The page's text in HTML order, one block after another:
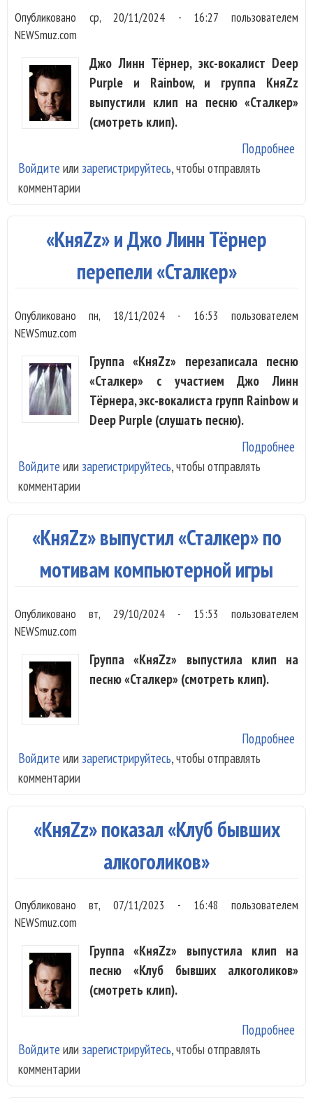
Опубликовано ср, 20/11/2024 - 16:27 пользователем
NEWSmuz.com
Джо Линн Тёрнер, экс-вокалист Deep
Purple и Rainbow, и группа КняZz
выпустили клип на песню «Сталкер»
(смотреть клип).
Подробнее
Войдите или зарегистрируйтесь, чтобы отправлять
комментарии
«КняZz» и Джо Линн Тёрнер
перепели «Сталкер»
Опубликованопн, 18/11/2024 - 16:53 пользователем
NEWSmuz.com
Группа «КняZz» перезаписала песню
«Сталкер» с участием Джо Линн
Тёрнера, экс-вокалиста групп Rainbow и
Deep Purple (слушать песню).
Подробнее
Войдите или зарегистрируйтесь, чтобы отправлять
комментарии
«КняZz» выпустил «Сталкер» по
мотивам компьютерной игры
Опубликовановт, 29/10/2024 - 15:53 пользователем
NEWSmuz.com
Группа «КняZz» выпустила клип на
песню «Сталкер» (смотреть клип).
Подробнее
Войдите или зарегистрируйтесь, чтобы отправлять
комментарии
«КняZz» показал «Клуб бывших
алкоголиков»
Опубликовановт, 07/11/2023 - 16:48 пользователем
NEWSmuz.com
Группа «КняZz» выпустила клип на
песню «Клуб бывших алкоголиков»
(смотреть клип).
Подробнее
Войдите или зарегистрируйтесь, чтобы отправлять
комментарии